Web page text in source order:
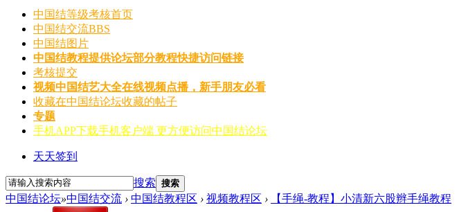
中国结等级考核首页
中国结交流BBS
中国结图片
中国结教程提供论坛部分教程快捷访问链接
考核提交
视频中国结艺大全在线视频点播，新手朋友必看
收藏在中国结论坛收藏的帖子
专题
手机APP下载手机客户端 更方便访问中国结论坛
天天签到
搜索 搜索
中国结论坛»中国结交流 › 中国结教程区 › 视频教程区 › 【手绳-教程】小清新六股辫手绳教程